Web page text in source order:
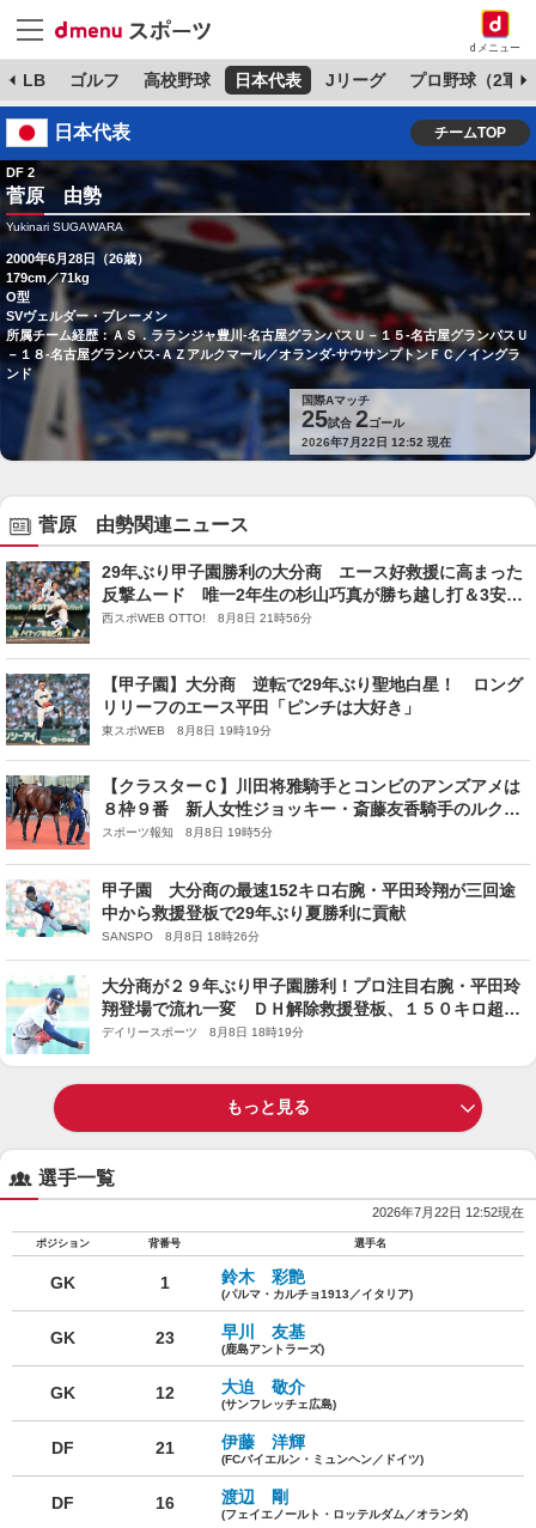
dメニュー
MLB ゴルフ 高校野球 日本代表 Jリーグ プロ野球（2軍）
日本代表 チームTOP
DF 2
菅原 由勢
Yukinari SUGAWARA
2000年6月28日（26歳）
179cm／71kg
O型
SVヴェルダー・ブレーメン
所属チーム経歴：ＡＳ．ラランジャ豊川-名古屋グランパスＵ－１５-名古屋グランパスＵ
－１８-名古屋グランパス-ＡＺアルクマール／オランダ-サウサンプトンＦＣ／イングラ
ンド
国際Aマッチ
25試合 2ゴール
2026年7月22日 12:52 現在
菅原 由勢関連ニュース
29年ぶり甲子園勝利の大分商 エース好救援に高まった
反撃ムード 唯一2年生の杉山巧真が勝ち越し打＆3安打
【全国高校野球選手権】
西スポWEB OTTO! 8月8日 21時56分
【甲子園】大分商 逆転で29年ぶり聖地白星！ ロング
リリーフのエース平田「ピンチは大好き」
東スポWEB 8月8日 19時19分
【クラスターＣ】川田将雅騎手とコンビのアンズアメは
８枠９番 新人女性ジョッキー・斎藤友香騎手のルクス
ディライトは７枠７番
スポーツ報知 8月8日 19時5分
甲子園 大分商の最速152キロ右腕・平田玲翔が三回途
中から救援登板で29年ぶり夏勝利に貢献
SANSPO 8月8日 18時26分
大分商が２９年ぶり甲子園勝利！プロ注目右腕・平田玲
翔登場で流れ一変 ＤＨ解除救援登板、１５０キロ超連
発で圧巻火消しで逆転導く 監督も感嘆「１球で流れ
デイリースポーツ 8月8日 18時19分
もっと見る
選手一覧
2026年7月22日 12:52現在
ポジション 背番号 選手名
GK 1 鈴木 彩艶
(パルマ・カルチョ1913／イタリア)
GK 23 早川 友基
(鹿島アントラーズ)
GK 12 大迫 敬介
(サンフレッチェ広島)
DF 21 伊藤 洋輝
(FCバイエルン・ミュンヘン／ドイツ)
DF 16 渡辺 剛
(フェイエノールト・ロッテルダム／オランダ)